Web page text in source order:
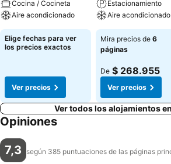
Cocina / Cocineta
Aire acondicionado
Elige fechas para ver
los precios exactos
Ver precios
Estacionamiento
Aire acondicionado
Mira precios de 6
páginas
De $ 268.955
Ver precios
Ver todos los alojamientos
Opiniones
7,3 según 385 puntuaciones de las páginas